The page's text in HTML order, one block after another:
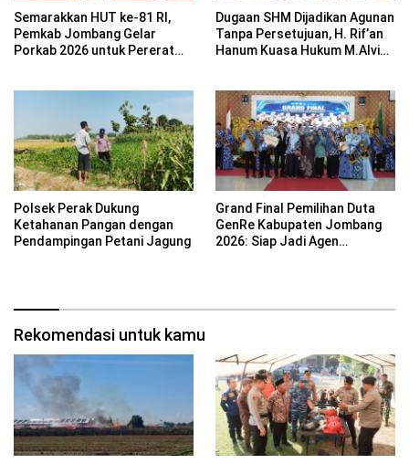
Semarakkan HUT ke-81 RI,
Pemkab Jombang Gelar
Porkab 2026 untuk Pererat
Dugaan SHM Dijadikan Agunan
Tanpa Persetujuan, H. Rif’an
Hanum Kuasa Hukum M.Alvin
Polsek Perak Dukung
Ketahanan Pangan dengan
Pendampingan Petani Jagung
Grand Final Pemilihan Duta
GenRe Kabupaten Jombang
2026: Siap Jadi Agen
Rekomendasi untuk kamu